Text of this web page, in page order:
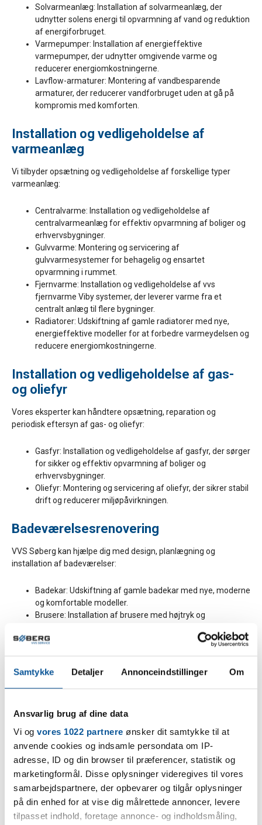
Samtykke Detaljer Annonceindstillinger Om
Ansvarlig brug af dine data
Vi og vores 1022 partnere ønsker dit samtykke til at
anvende cookies og indsamle persondata om IP-
adresse, ID og din browser til præferencer, statistik og
marketingformål. Disse oplysninger videregives til vores
samarbejdspartnere, der opbevarer og tilgår oplysninger
på din enhed for at vise dig målrettede annoncer, levere
tilpasset indhold, foretage annonce- og indholdsmåling,
Solvarmeanlæg: Installation af solvarmeanlæg, der
udnytter solens energi til opvarmning af vand og reduktion
af energiforbruget.
Varmepumper: Installation af energieffektive
varmepumper, der udnytter omgivende varme og
reducerer energiomkostningerne.
Lavflow-armaturer: Montering af vandbesparende
armaturer, der reducerer vandforbruget uden at gå på
kompromis med komforten.
Installation og vedligeholdelse af
varmeanlæg
Vi tilbyder opsætning og vedligeholdelse af forskellige typer
varmeanlæg:
Centralvarme: Installation og vedligeholdelse af
centralvarmeanlæg for effektiv opvarmning af boliger og
erhvervsbygninger.
Gulvvarme: Montering og servicering af
gulvvarmesystemer for behagelig og ensartet
opvarmning i rummet.
Fjernvarme: Installation og vedligeholdelse af vvs
fjernvarme Viby systemer, der leverer varme fra et
centralt anlæg til flere bygninger.
Radiatorer: Udskiftning af gamle radiatorer med nye,
energieffektive modeller for at forbedre varmeydelsen og
reducere energiomkostningerne.
Installation og vedligeholdelse af gas-
og oliefyr
Vores eksperter kan håndtere opsætning, reparation og
periodisk eftersyn af gas- og oliefyr:
Gasfyr: Installation og vedligeholdelse af gasfyr, der sørger
for sikker og effektiv opvarmning af boliger og
erhvervsbygninger.
Oliefyr: Montering og servicering af oliefyr, der sikrer stabil
drift og reducerer miljøpåvirkningen.
Badeværelsesrenovering
VVS Søberg kan hjælpe dig med design, planlægning og
installation af badeværelser:
Badekar: Udskiftning af gamle badekar med nye, moderne
og komfortable modeller.
Brusere: Installation af brusere med højtryk og
Toiletter: Montering af nye, vandbesparende toiletter, der
armaturer for at forbedre æstetik og funktionalitet.
Fliser: Rådgivning og installation af fliser, der passer til dit
Køkkeninstallation
Vi kan installere og tilslutte vand- og gasinstallationer i
køkkener:
Opvaskemaskiner: Tilslutning af opvaskemaskiner for at
gøre opvasken nem og bekvem.
Vaskemaskiner: Installation af vaskemaskiner og
tilslutning til vand- og afløbssystemer.